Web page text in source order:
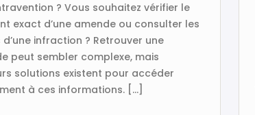
? Vous souhaitez vérifier le
exact d’une amende ou consulter les
infraction ? Retrouver une
peut sembler complexe, mais
solutions existent pour accéder
à ces informations. […]